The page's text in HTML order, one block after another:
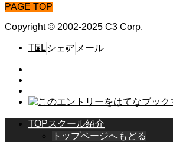
PAGE TOP
Copyright © 2002-2025 C3 Corp.
TEL シェア メール
TOPスクール紹介
トップページへもどる